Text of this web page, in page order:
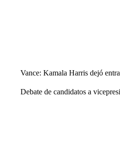
Vance: Kamala Harris dejó
Debate de candidatos a